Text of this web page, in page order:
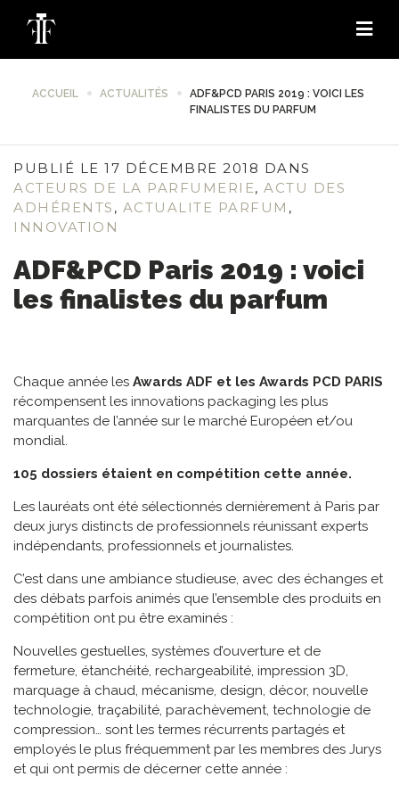
ACCUEIL ACTUALITÉS
ADF&PCD PARIS 2019 : VOICI LES
FINALISTES DU PARFUM
PUBLIÉ LE 17 DÉCEMBRE 2018 DANS
ACTEURS DE LA PARFUMERIE, ACTU DES
ADHÉRENTS , ACTUALITE PARFUM ,
INNOVATION
ADF&PCD Paris 2019 : voici
les finalistes du parfum
Chaque année les Awards ADF et les Awards PCD PARIS
récompensent les innovations packaging les plus
marquantes de l’année sur le marché Européen et/ou
mondial.
105 dossiers étaient en compétition cette année.
Les lauréats ont été sélectionnés dernièrement à Paris par
deux jurys distincts de professionnels réunissant experts
indépendants, professionnels et journalistes.
C’est dans une ambiance studieuse, avec des échanges et
des débats parfois animés que l’ensemble des produits en
compétition ont pu être examinés :
Nouvelles gestuelles, systèmes d’ouverture et de
fermeture, étanchéité, rechargeabilité, impression 3D,
marquage à chaud, mécanisme, design, décor, nouvelle
technologie, traçabilité, parachèvement, technologie de
compression… sont les termes récurrents partagés et
employés le plus fréquemment par les membres des Jurys
et qui ont permis de décerner cette année :